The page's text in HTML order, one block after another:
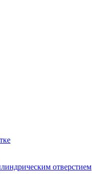
отверстием